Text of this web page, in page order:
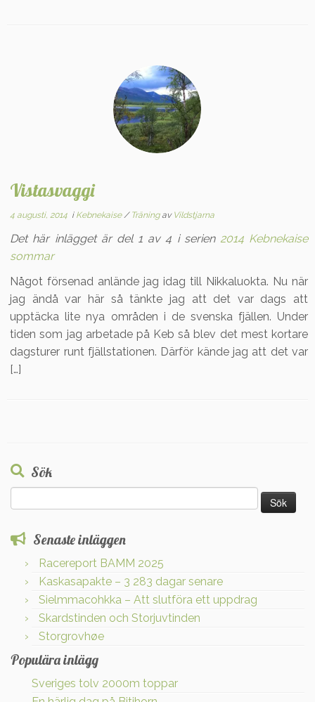
Vistasvaggi
4 augusti, 2014 i Kebnekaise/ Träningav Vildstjarna
Det här inlägget är del 1 av 4 i serien 2014 Kebnekaise
sommar
Något försenad anlände jag idag till Nikkaluokta. Nu när
jag ändå var här så tänkte jag att det var dags att
upptäcka lite nya områden i de svenska fjällen. Under
tiden som jag arbetade på Keb så blev det mest kortare
dagsturer runt fjällstationen. Därför kände jag att det var
[…]
Sök
efter:
Senaste inläggen
Racereport BAMM 2025
Kaskasapakte – 3 283 dagar senare
Sielmmacohkka – Att slutföra ett uppdrag
Skardstinden och Storjuvtinden
Storgrovhøe
Populära inlägg
Sveriges tolv 2000m toppar